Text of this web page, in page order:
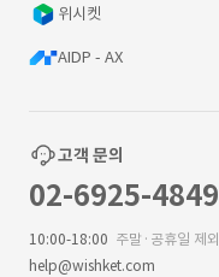
위시켓
AIDP - AX
고객 문의
02-6925-4849
10:00-18:00 주말·공휴일 제외
help@wishket.com